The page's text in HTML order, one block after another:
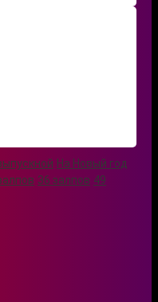
На Новый год
36 залпов 49